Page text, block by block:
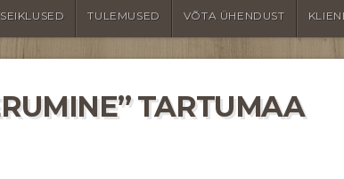
TULEMUSED VÕTA ÜHENDUST
TARTUMAA